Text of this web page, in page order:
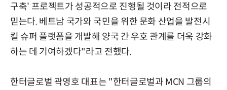
구축' 프로젝트가 성공적으로 진행될 것이라 전적으로
믿는다. 베트남 국가와 국민을 위한 문화 산업을 발전시
킬 슈퍼 플랫폼을 개발해 양국 간 우호 관계를 더욱 강화
하는 데 기여하겠다"라고 전했다.
한터글로벌 곽영호 대표는 "한터글로벌과 MCN 그룹의